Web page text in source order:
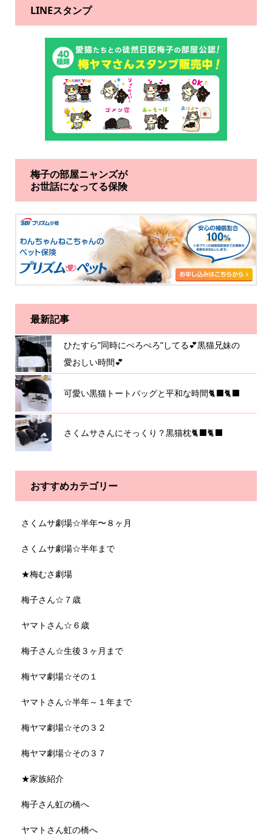
LINEスタンプ
梅子の部屋ニャンズが
お世話になってる保険
最新記事
ひたすら”同時にぺろぺろ”してる💕黒猫兄妹の
愛おしい時間💕
可愛い黒猫トートバッグと平和な時間🐈‍⬛🐈‍⬛
さくムサさんにそっくり？黒猫枕🐈‍⬛🐈‍⬛
おすすめカテゴリー
さくムサ劇場☆半年〜８ヶ月
さくムサ劇場☆半年まで
★梅むさ劇場
梅子さん☆７歳
ヤマトさん☆６歳
梅子さん☆生後３ヶ月まで
梅ヤマ劇場☆その１
ヤマトさん☆半年～１年まで
梅ヤマ劇場☆その３２
梅ヤマ劇場☆その３７
★家族紹介
梅子さん虹の橋へ
ヤマトさん虹の橋へ